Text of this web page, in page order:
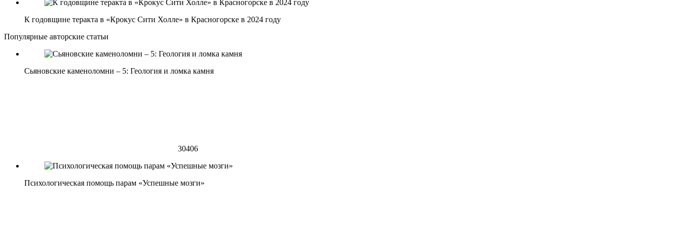
К годовщине теракта в «Крокус Сити Холле» в Красногорске в 2024 году
Популярные авторские статьи
Сьяновские каменоломни – 5: Геология и ломка камня
30406
Психологическая помощь парам «Успешные мозги»